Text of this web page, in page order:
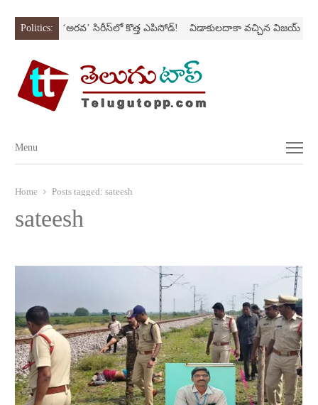
Politics: ‘అర‌వ’ సిరీస్‌లో కొత్త ఎపిసోడ్‌! విడాకులదాకా వచ్చిన విజయ్‌
Menu
Menu
Home Posts tagged: sateesh
sateesh